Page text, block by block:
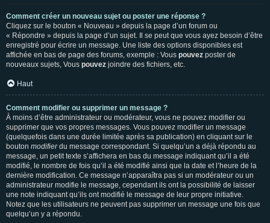
Comment créer un nouveau sujet ou poster une réponse ?
Cliquez sur le bouton « Nouveau » depuis la page d’un forum ou
« Répondre » depuis la page d’un sujet. Il se peut que vous ayez besoin d’être
enregistré pour écrire un message. Une liste des options disponibles est
affichée en bas de page des forums, exemple : Vous pouvez poster de
nouveaux sujets, Vous pouvez joindre des fichiers, etc.
Haut
Comment modifier ou supprimer un message ?
À moins d’être administrateur ou modérateur, vous ne pouvez modifier ou
supprimer que vos propres messages. Vous pouvez modifier un message
(quelquefois dans une durée limitée après sa publication) en cliquant sur le
bouton modifierdu message correspondant. Si quelqu’un a déjà répondu au
message, un petit texte s’affichera en bas du message indiquant qu’il a été
modifié, le nombre de fois qu’il a été modifié ainsi que la date et l’heure de la
dernière modification. Ce message n’apparaîtra pas si un modérateur ou un
administrateur modifie le message, cependant ils ont la possibilité de laisser
une note indiquant qu’ils ont modifié le message de leur propre initiative.
Notez que les utilisateurs ne peuvent pas supprimer un message une fois que
quelqu’un y a répondu.